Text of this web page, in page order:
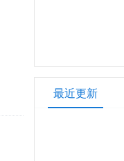
最近更新